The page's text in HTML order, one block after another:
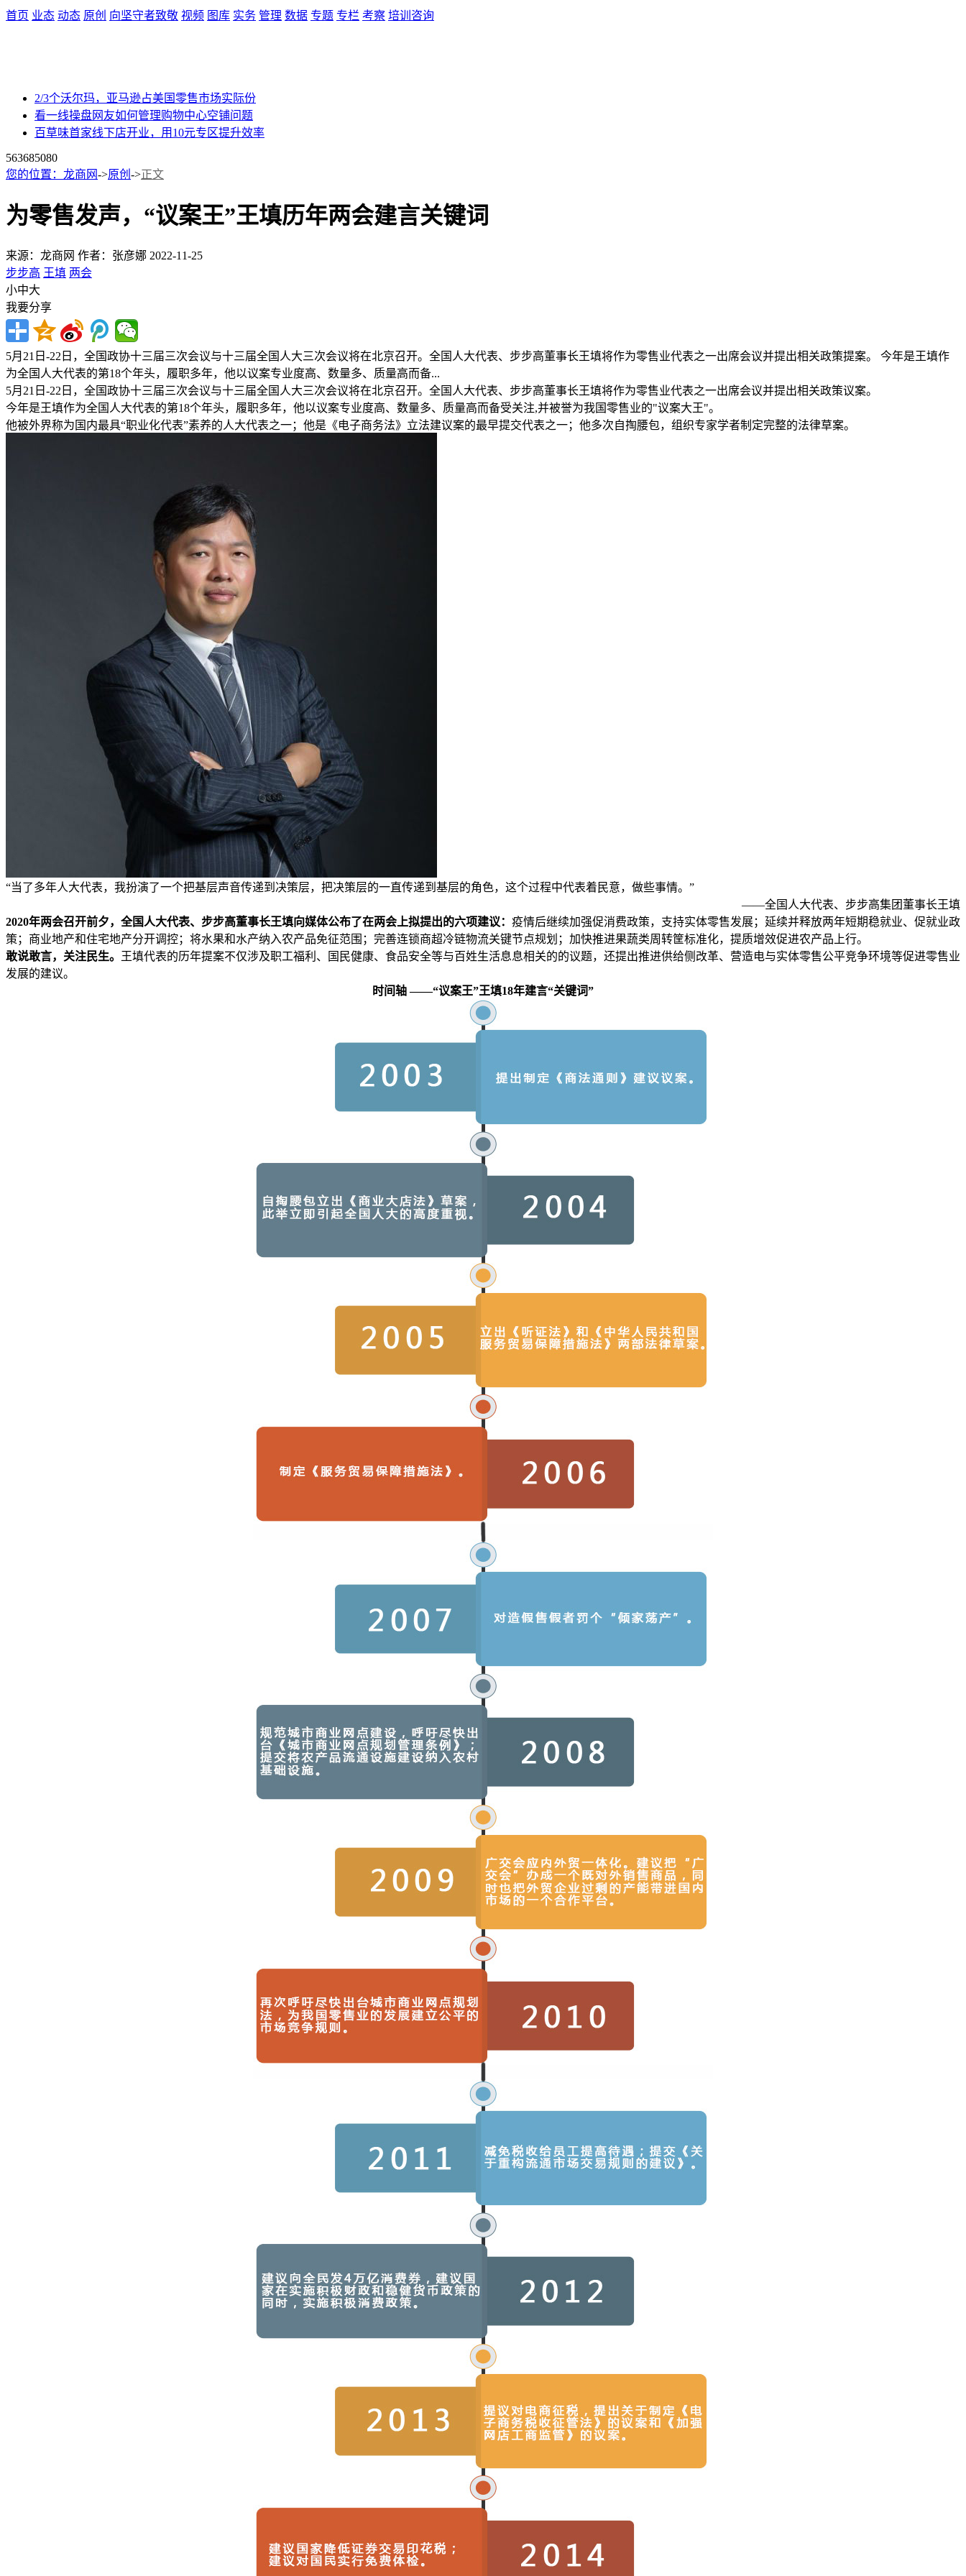
首页 业态 动态 原创 向坚守者致敬 视频 图库 实务 管理 数据 专题 专栏 考察 培训咨询
2/3个沃尔玛，亚马逊占美国零售市场实际份
看一线操盘网友如何管理购物中心空铺问题
百草味首家线下店开业，用10元专区提升效率
563685080
您的位置： 龙商网->原创 ->正文
为零售发声，“议案王”王填历年两会建言关键词
来源：龙商网 作者：张彦娜 2022-11-25
步步高 王填 两会
小中大
我要分享
5月21日-22日，全国政协十三届三次会议与十三届全国人大三次会议将在北京召开。全国人大代表、步步高董事长王填将作为零售业代表之一出席会议并提出相关政策提案。 今年是王填作
为全国人大代表的第18个年头，履职多年，他以议案专业度高、数量多、质量高而备...
5月21日-22日，全国政协十三届三次会议与十三届全国人大三次会议将在北京召开。全国人大代表、步步高董事长王填将作为零售业代表之一出席会议并提出相关政策议案。
今年是王填作为全国人大代表的第18个年头，履职多年，他以议案专业度高、数量多、质量高而备受关注,并被誉为我国零售业的"议案大王"。
他被外界称为国内最具“职业化代表”素养的人大代表之一；他是《电子商务法》立法建议案的最早提交代表之一；他多次自掏腰包，组织专家学者制定完整的法律草案。
“当了多年人大代表，我扮演了一个把基层声音传递到决策层，把决策层的一直传递到基层的角色，这个过程中代表着民意，做些事情。”
——全国人大代表、步步高集团董事长王填
2020年两会召开前夕，全国人大代表、步步高董事长王填向媒体公布了在两会上拟提出的六项建议： 疫情后继续加强促消费政策，支持实体零售发展；延续并释放两年短期稳就业、促就业政
策；商业地产和住宅地产分开调控；将水果和水产纳入农产品免征范围；完善连锁商超冷链物流关键节点规划；加快推进果蔬类周转筐标准化，提质增效促进农产品上行。
敢说敢言，关注民生。
王填代表的历年提案不仅涉及职工福利、国民健康、食品安全等与百姓生活息息相关的的议题，还提出推进供给侧改革、营造电与实体零售公平竞争环境等促进零售业
发展的建议。
时间轴 ——“议案王”王填18年建言“关键词”